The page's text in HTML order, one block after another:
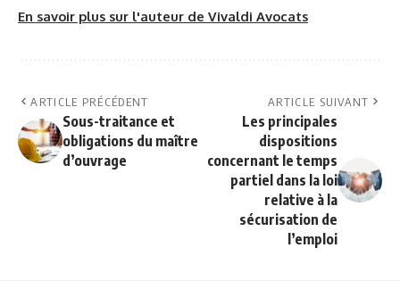
En savoir plus sur l'auteur de Vivaldi Avocats
ARTICLE PRÉCÉDENT
Sous-traitance et
obligations du maître
d’ouvrage
ARTICLE SUIVANT
Les principales
dispositions
concernant le temps
partiel dans la loi
relative à la
sécurisation de
l’emploi